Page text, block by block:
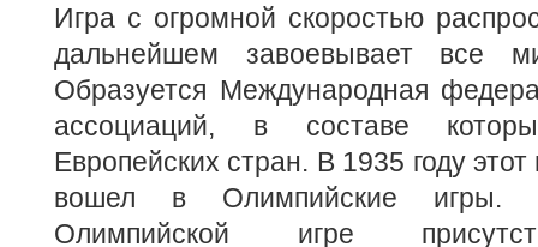
Игра с огромной скоростью
дальнейшем завоевывает все
Образуется Международная
ассоциаций, в составе
Европейских стран. В 1935 году
вошел в Олимпийские игры.
Олимпийской игре